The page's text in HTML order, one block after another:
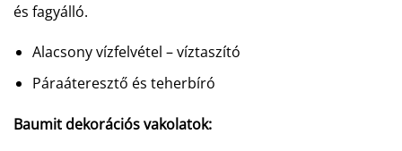
és fagyálló.
Alacsony vízfelvétel – víztaszító
Páraáteresztő és teherbíró
Baumit dekorációs vakolatok: